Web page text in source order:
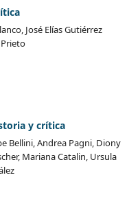
José Elías Gutiérrez
y crítica
Bellini, Andrea Pagni, Diony
Mariana Catalin, Ursula